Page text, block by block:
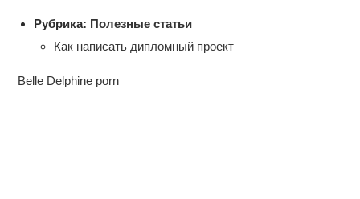
Рубрика: Полезные статьи
Как написать дипломный проект
Belle Delphine porn